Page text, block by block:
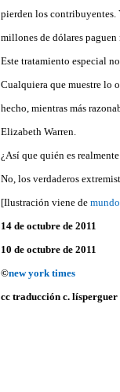
pierden los contribuyentes.
millones de dólares paguen
Este tratamiento especial
Cualquiera que muestre lo
hecho, mientras más
Elizabeth Warren.
¿Así que quién es
No, los verdaderos
[Ilustración viene de
14 de octubre de 2011
10 de octubre de 2011
©new york times
cc traducción c. lísperguer